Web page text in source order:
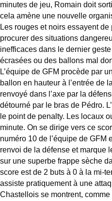
minutes de jeu, Romain doit
cela amène une nouvelle
Les rouges et noirs essayent
procurer des situations
inefficaces dans le dernier
écrasées ou des ballons mal
L’équipe de GFM procède par
ballon en hauteur à l’entrée de
renvoyé dans l’axe par la
détourné par le bras de Pédro.
le point de penalty. Les locaux
minute. On se dirige vers ce
numéro 10 de l’équipe de GFM
renvoi de la défense et marque
sur une superbe frappe sèche
score est de 2 buts à 0 à la mi-
assiste pratiquement à une
Chastellois se montrent,